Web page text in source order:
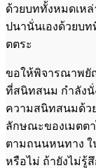
ด้วยบททั้งหมดเห
ปนานั่นเองด้วยบท
ตตระ
ขอให้พิจารณาพยั
ที่สนิทสนม กำลัง
ความสนิทสนมด้ว
ลักษณะของเมตต
ตามถนนหนทาง ใ
หรือไม่ ถ้ายังไม่รู้